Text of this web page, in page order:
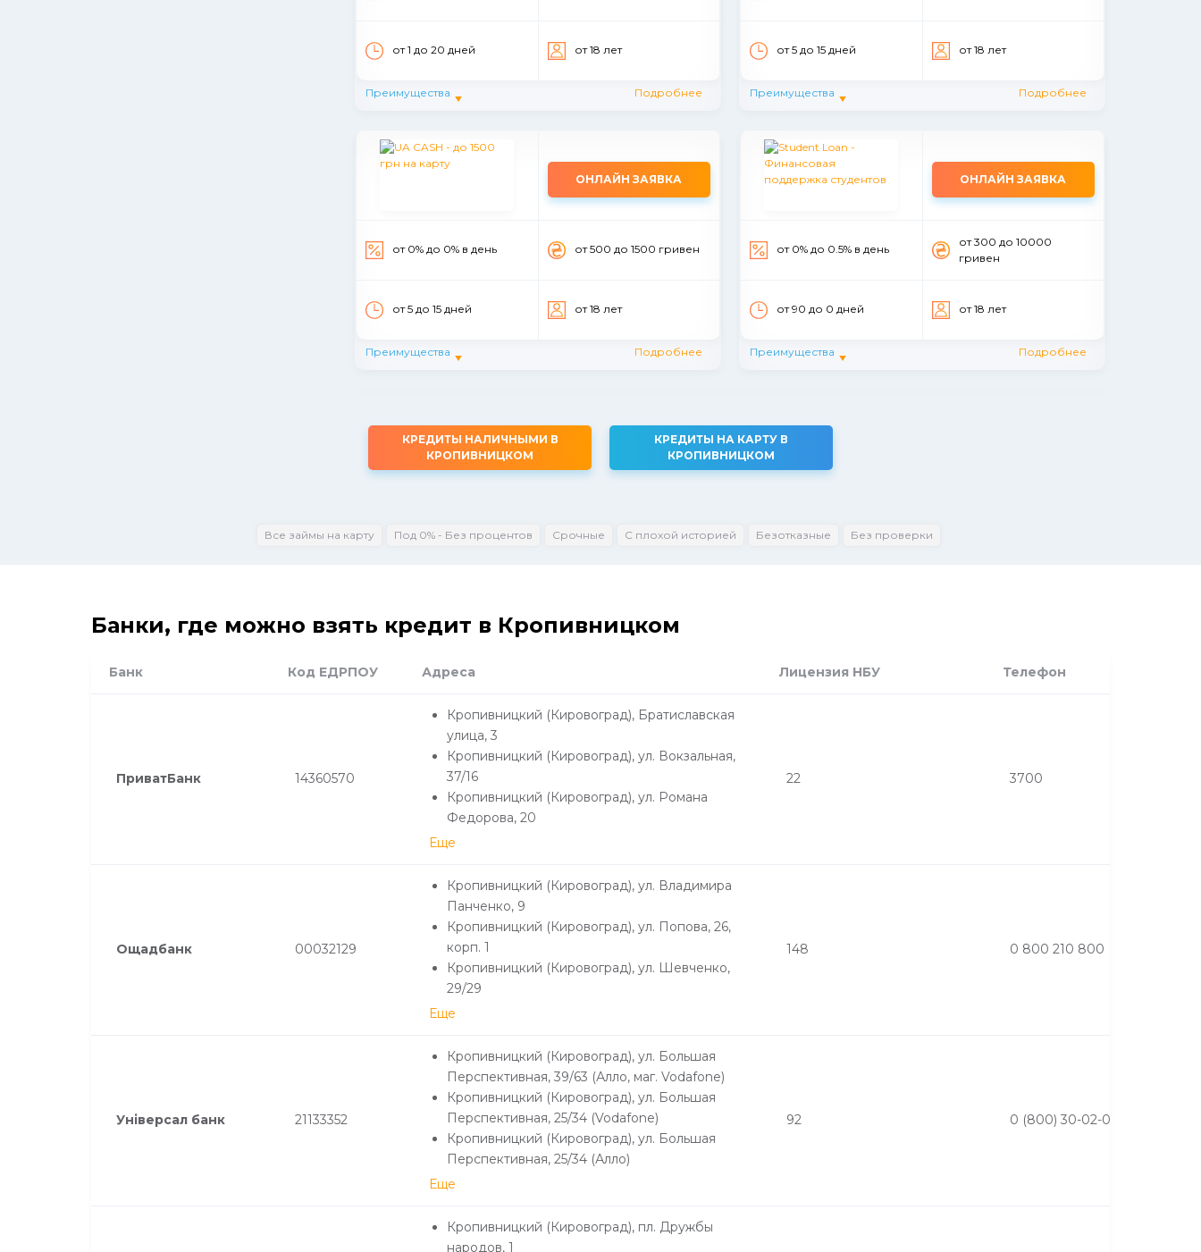
от 1 до 20 дней от 18 лет
Преимущества Подробнее
от 5 до 15 дней от 18 лет
Преимущества Подробнее
ОНЛАЙН ЗАЯВКА
от 0% до 0% в день от 500 до 1500 гривен
от 5 до 15 дней от 18 лет
Преимущества Подробнее
ОНЛАЙН ЗАЯВКА
от 0% до 0.5% в день
от 300 до 10000
гривен
от 90 до 0 дней от 18 лет
Преимущества Подробнее
КРЕДИТЫ НАЛИЧНЫМИ В
КРОПИВНИЦКОМ
КРЕДИТЫ НА КАРТУ В
КРОПИВНИЦКОМ
Все займы на карту Под 0% - Без процентов Срочные С плохой историей Безотказные Без проверки
Банки, где можно взять кредит в Кропивницком
Банк Код ЕДРПОУ Адреса Лицензия НБУ Телефон
ПриватБанк 14360570
Кропивницкий (Кировоград), Братиславская
улица, 3
Кропивницкий (Кировоград), ул. Вокзальная,
37/16
Кропивницкий (Кировоград), ул. Романа
Федорова, 20
Еще
22 3700
Ощадбанк 00032129
Кропивницкий (Кировоград), ул. Владимира
Панченко, 9
Кропивницкий (Кировоград), ул. Попова, 26,
корп. 1
Кропивницкий (Кировоград), ул. Шевченко,
29/29
Еще
148 0 800 210 800
Універсал банк 21133352
Кропивницкий (Кировоград), ул. Большая
Перспективная, 39/63 (Алло, маг. Vodafone)
Кропивницкий (Кировоград), ул. Большая
Перспективная, 25/34 (Vodafone)
Кропивницкий (Кировоград), ул. Большая
Перспективная, 25/34 (Алло)
Еще
92 0 (800) 30-02-00
Кропивницкий (Кировоград), пл. Дружбы
народов, 1